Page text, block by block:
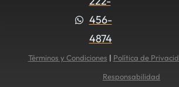
456-
4874
Términos y Condiciones | Política de
Responsabilidad